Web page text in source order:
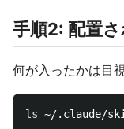
手順2: 配置
何が入ったかは目
ls